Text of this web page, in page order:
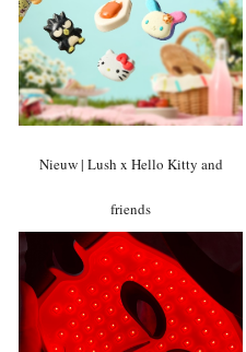
Nieuw | Lush x Hello Kitty and
friends